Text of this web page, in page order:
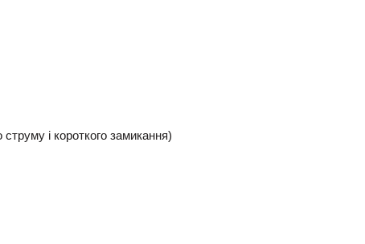
і короткого замикання)